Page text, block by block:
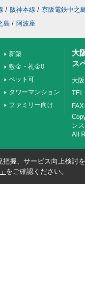
/ 阪神本線 / 京阪電鉄中之
島 / 阿波座
新築
敷金・礼金0
ペット可
タワーマンション
ファミリー向け
大
ス
大
ンス
All
握、サービス向上検討
をご確認ください。